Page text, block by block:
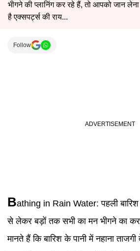
भीगने की प्लानिंग कर रहे हैं, तो आपको जान
है एक्सपर्ट्स की राय...
Follow
Bathing in Rain Water: पहली
से लेकर बड़ों तक सभी का मन भीगने का
मानते हैं कि बारिश के पानी में नहाना